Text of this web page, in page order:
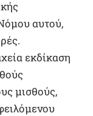
αυτού,
εκδίκαση
μισθούς,